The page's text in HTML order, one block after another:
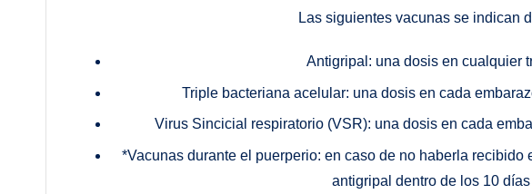
Las siguientes vacunas se indican
Antigripal: una dosis en cualquier
Triple bacteriana acelular: una dosis en cada
Virus Sincicial respiratorio (VSR): una dosis en cada
*Vacunas durante el puerperio: en caso de no haberla
antigripal dentro de los 10